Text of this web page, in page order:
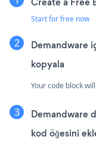
Start for free now
Demandware
kopyala
Your code block
Demandware
kod öğesini